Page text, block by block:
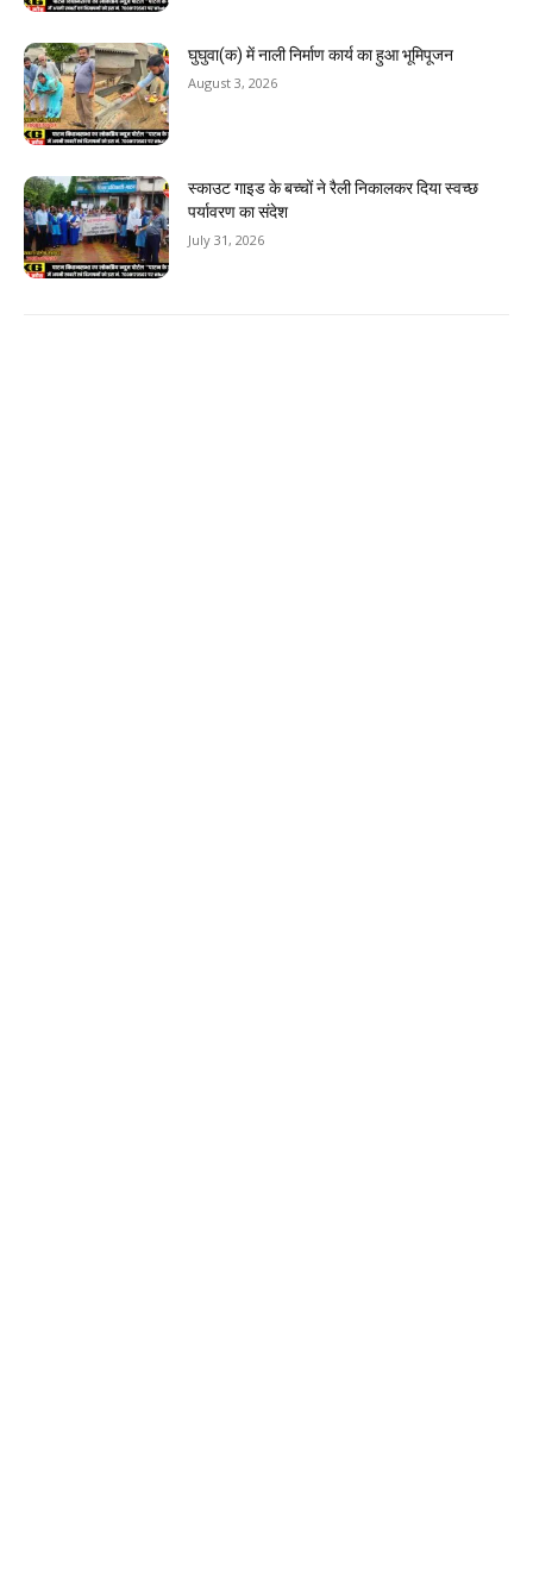
घुघुवा(क) में नाली निर्माण कार्य का हुआ भूमिपूजन
August 3, 2026
स्काउट गाइड के बच्चों ने रैली निकालकर दिया स्वच्छ
पर्यावरण का संदेश
July 31, 2026